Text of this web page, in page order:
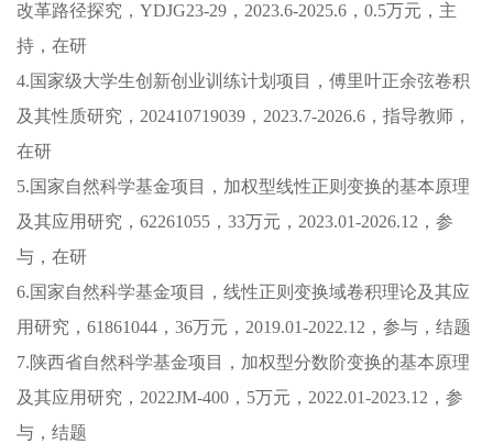
改革路径探究，YDJG23-29，2023.6-2025.6，0.5万元，主
持，在研
4.国家级大学生创新创业训练计划项目，傅里叶正余弦卷积
及其性质研究，202410719039，2023.7-2026.6，指导教师，
在研
5. 国家自然科学基金项目，加权型线性正则变换的基本原理
及其应用研究，62261055，33万元，2023.01-2026.12，参
与，在研
6.国家自然科学基金项目，线性正则变换域卷积理论及其应
用研究，61861044，36万元，2019.01-2022.12，参与，结题
7.陕西省自然科学基金项目，加权型分数阶变换的基本原理
及其应用研究，2022JM-400，5万元，2022.01-2023.12，参
与，结题